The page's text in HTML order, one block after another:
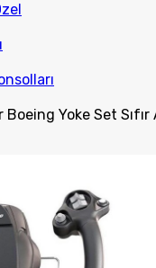
Yoke Set Sıfır